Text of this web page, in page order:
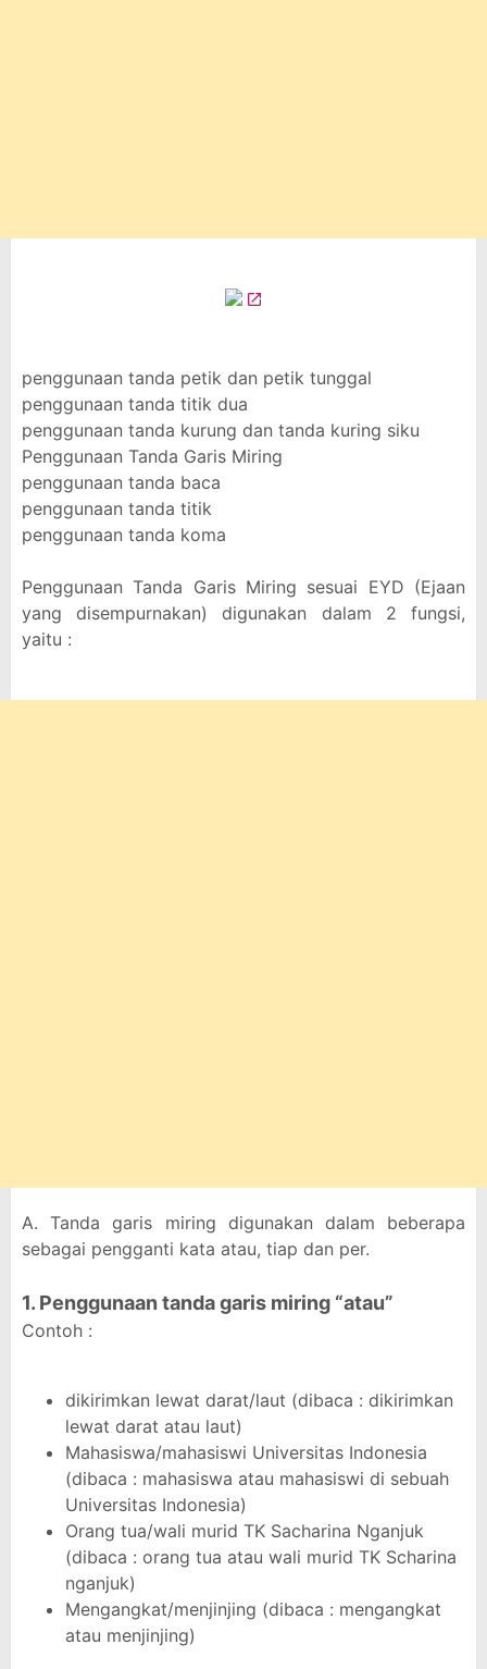
penggunaan tanda petik dan petik tunggal
penggunaan tanda titik dua
penggunaan tanda kurung dan tanda kuring siku
Penggunaan Tanda Garis Miring
penggunaan tanda baca
penggunaan tanda titik
penggunaan tanda koma
Penggunaan Tanda Garis Miring sesuai EYD (Ejaan
yang disempurnakan) digunakan dalam 2 fungsi,
yaitu :
A. Tanda garis miring digunakan dalam beberapa
sebagai pengganti kata atau, tiap dan per.
1. Penggunaan tanda garis miring “atau”
Contoh :
dikirimkan lewat darat/laut (dibaca : dikirimkan
lewat darat atau laut)
Mahasiswa/mahasiswi Universitas Indonesia
(dibaca : mahasiswa atau mahasiswi di sebuah
Universitas Indonesia)
Orang tua/wali murid TK Sacharina Nganjuk
(dibaca : orang tua atau wali murid TK Scharina
nganjuk)
Mengangkat/menjinjing (dibaca : mengangkat
atau menjinjing)